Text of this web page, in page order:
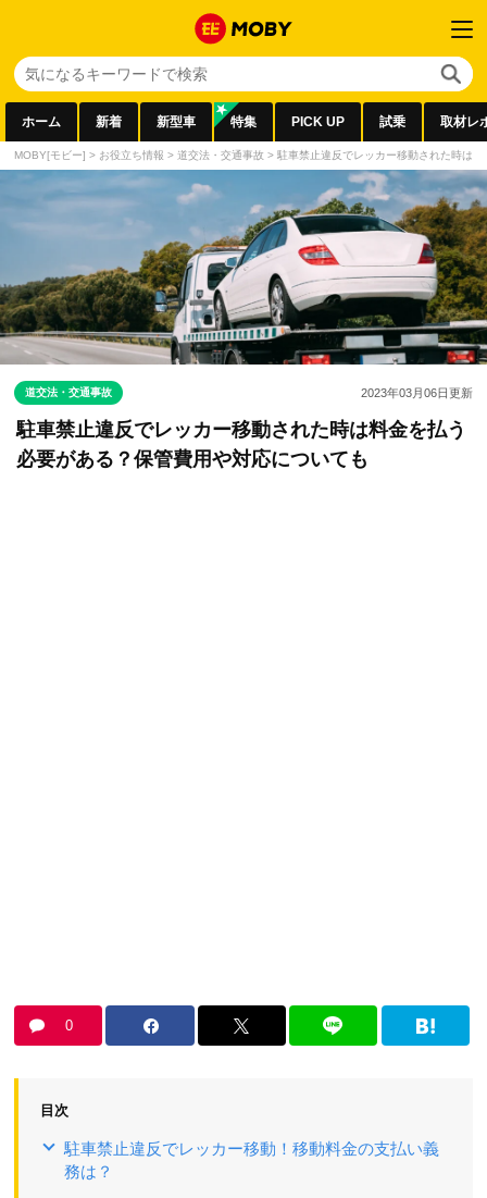
ホーム 新着 新型車 特集 PICK UP 試乗 取材レ
MOBY[モビー] > お役立ち情報 > 道交法・交通事故 > 駐車禁止違反でレッカー移動された時は
道交法・交通事故 2023年03月06日更新
駐車禁止違反でレッカー移動された時は料金を払う
必要がある？保管費用や対応についても
0
目次
駐車禁止違反でレッカー移動！移動料金の支払い義
務は？